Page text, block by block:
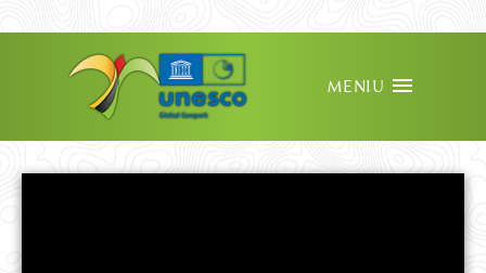
MENIU